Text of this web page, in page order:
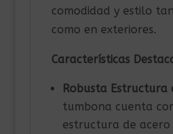
comodidad y estilo
como en exteriores.
Características
Robusta Estructura
tumbona cuenta
estructura de acero